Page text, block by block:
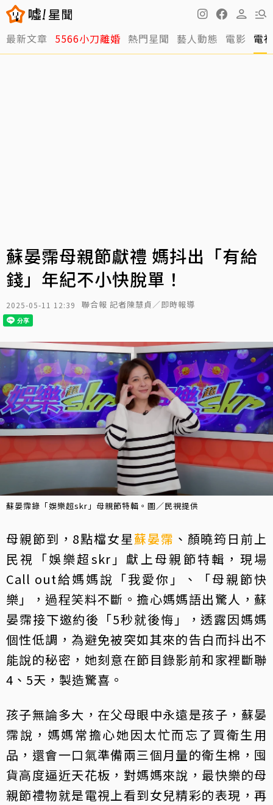
最新文章 5566小刀離婚 熱門星聞 藝人動態 電影 電
蘇晏霈母親節獻禮 媽抖出「有給
錢」年紀不小快脫單！
2025-05-11 12:39 聯合報 記者陳慧貞／即時報導
蘇晏霈錄「娛樂超skr」母親節特輯。圖／民視提供
母親節到，8點檔女星蘇晏霈 、顏曉筠日前上
民視「娛樂超skr」獻上母親節特輯，現場
Call out給媽媽說「我愛你」、「母親節快
樂」，過程笑料不斷。擔心媽媽語出驚人，蘇
晏霈接下邀約後「5秒就後悔」，透露因媽媽
個性低調，為避免被突如其來的告白而抖出不
能說的秘密，她刻意在節目錄影前和家裡斷聯
4、5天，製造驚喜。
孩子無論多大，在父母眼中永遠是孩子，蘇晏
霈說，媽媽常擔心她因太忙而忘了買衛生用
品，還會一口氣準備兩三個月量的衛生棉，囤
貨高度逼近天花板，對媽媽來說，最快樂的母
親節禮物就是電視上看到女兒精彩的表現，再